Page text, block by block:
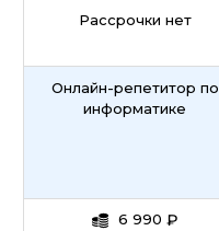
Рассрочки нет
Онлайн-репетитор по
информатике
6 990 ₽